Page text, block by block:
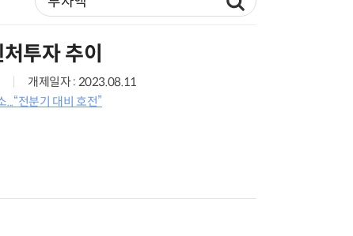
투자 추이
개제일자 : 2023.08.11
전분기 대비 호전”